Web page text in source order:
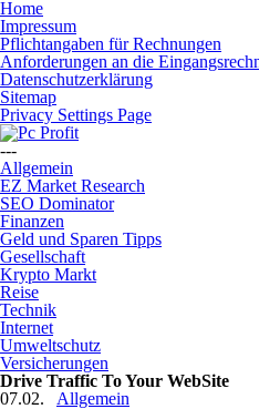
Home
Impressum
Pflichtangaben für Rechnungen
Anforderungen an die
Datenschutzerklärung
Sitemap
Privacy Settings Page
---
Allgemein
EZ Market Research
SEO Dominator
Finanzen
Geld und Sparen Tipps
Gesellschaft
Krypto Markt
Reise
Technik
Internet
Umweltschutz
Versicherungen
Drive Traffic To Your WebSite
07.02.
Allgemein